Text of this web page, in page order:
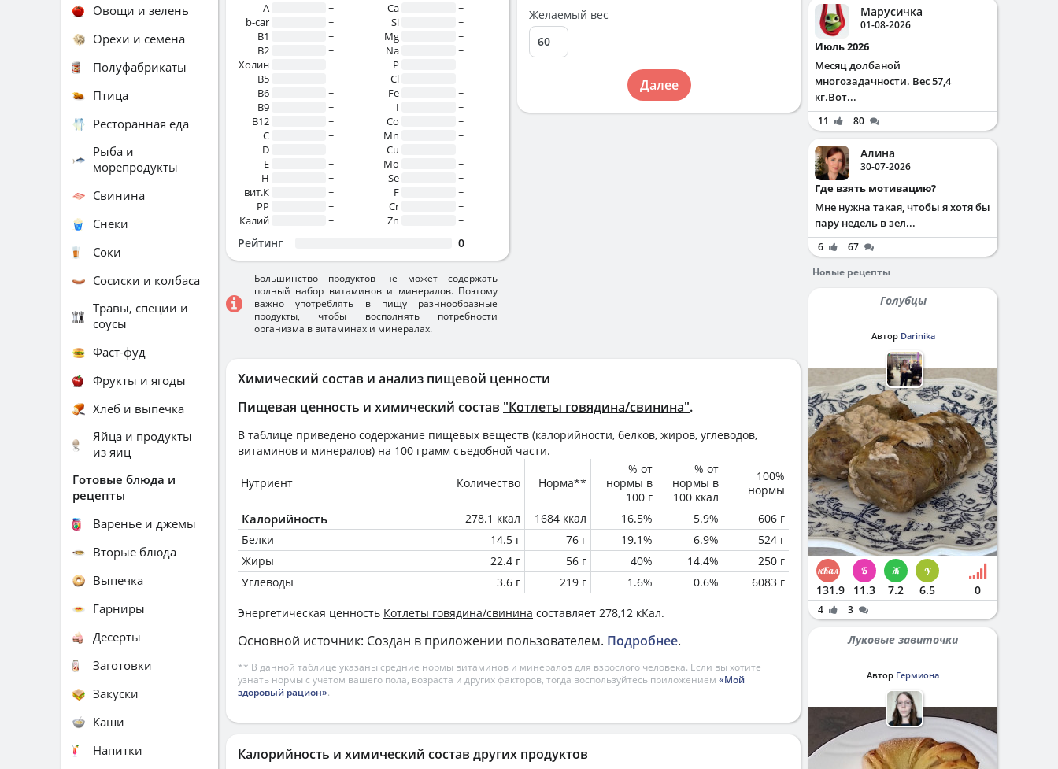
Химический состав и анализ пищевой ценности
Пищевая ценность и химический состав "Котлеты говядина/свинина".
В таблице приведено содержание пищевых веществ (калорийности, белков, жиров, углеводов,
витаминов и минералов) на 100 грамм съедобной части.
Нутриент Количество Норма**
% от
нормы в
100 г
% от
нормы в
100 ккал
100%
нормы
Калорийность 278.1 ккал 1684 ккал 16.5% 5.9%
606 г
Белки
14.5 г 76 г 19.1% 6.9%
524 г
Жиры
22.4 г 56 г 40% 14.4%
250 г
Углеводы
3.6 г 219 г 1.6% 0.6% 6083 г
Энергетическая ценность Котлеты говядина/свинина составляет 278,12 кКал.
Основной источник: Создан в приложении пользователем. Подробнее.
** В данной таблице указаны средние нормы витаминов и минералов для взрослого человека. Если вы хотите
узнать нормы с учетом вашего пола, возраста и других факторов, тогда воспользуйтесь приложением «Мой
здоровый рацион».
A
~
b-car
~
В1
~
B2
~
Холин
~
B5
~
B6
~
B9
~
B12
~
C
~
D
~
E
~
H
~
вит.К
~
PP
~
Калий
~
Ca
~
Si
~
Mg
~
Na
~
P
~
Cl
~
Fe
~
I
~
Co
~
Mn
~
Cu
~
Mo
~
Se
~
F
~
Cr
~
Zn
~
Рейтинг 0
Большинство продуктов не может содержать
полный набор витаминов и минералов. Поэтому
важно употреблять в пищу разннообразные
продукты, чтобы восполнять потребности
организма в витаминах и минералах.
Желаемый вес
Далее
Калорийность и химический состав других продуктов
Овощи и зелень
Орехи и семена
Полуфабрикаты
Птица
Ресторанная еда
Рыба и
морепродукты
Свинина
Снеки
Соки
Сосиски и колбаса
Травы, специи и
соусы
Фаст-фуд
Фрукты и ягоды
Хлеб и выпечка
Яйца и продукты
из яиц
Готовые блюда и
рецепты
Варенье и джемы
Вторые блюда
Выпечка
Гарниры
Десерты
Заготовки
Закуски
Каши
Напитки
Марусичка
01-08-2026
Июль 2026
Месяц долбаной
многозадачности. Вес 57,4
кг.Вот...
11 80
Алина
30-07-2026
Где взять мотивацию?
Мне нужна такая, чтобы я хотя бы
пару недель в зел...
6
67
Новые рецепты
Голубцы
Автор Darinika
131.9 11.3 7.2 6.5 0
4 3
Луковые завиточки
Автор Гермиона